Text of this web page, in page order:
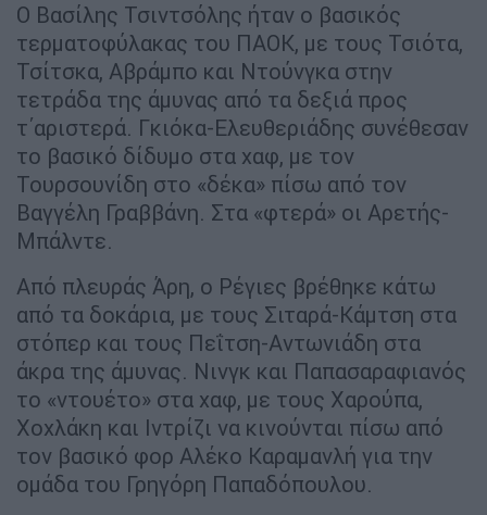
Ο Βασίλης Τσιντσόλης ήταν ο βασικός
τερματοφύλακας του ΠΑΟΚ, με τους Τσιότα,
Τσίτσκα, Αβράμπο και Ντούνγκα στην
τετράδα της άμυνας από τα δεξιά προς
τ΄αριστερά. Γκιόκα-Ελευθεριάδης συνέθεσαν
το βασικό δίδυμο στα χαφ, με τον
Τουρσουνίδη στο «δέκα» πίσω από τον
Βαγγέλη Γραββάνη. Στα «φτερά» οι Αρετής-
Μπάλντε.
Από πλευράς Άρη, ο Ρέγιες βρέθηκε κάτω
από τα δοκάρια, με τους Σιταρά-Κάμτση στα
στόπερ και τους Πεΐτση-Αντωνιάδη στα
άκρα της άμυνας. Νινγκ και Παπασαραφιανός
το «ντουέτο» στα χαφ, με τους Χαρούπα,
Χοχλάκη και Ιντρίζι να κινούνται πίσω από
τον βασικό φορ Αλέκο Καραμανλή για την
ομάδα του Γρηγόρη Παπαδόπουλου.